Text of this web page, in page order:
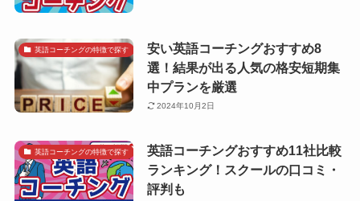
英語コーチングの特徴で探す
安い英語コーチングおすすめ8
選！結果が出る人気の格安短期集
中プランを厳選
2024年10月2日
英語コーチングの特徴で探す
英語コーチングおすすめ11社比較
ランキング！スクールの口コミ・
評判も